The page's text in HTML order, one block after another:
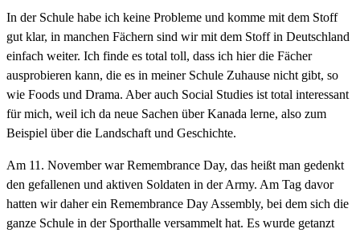
In der Schule habe ich keine Probleme und komme mit dem Stoff
gut klar, in manchen Fächern sind wir mit dem Stoff in Deutschland
einfach weiter. Ich finde es total toll, dass ich hier die Fächer
ausprobieren kann, die es in meiner Schule Zuhause nicht gibt, so
wie Foods und Drama. Aber auch Social Studies ist total interessant
für mich, weil ich da neue Sachen über Kanada lerne, also zum
Beispiel über die Landschaft und Geschichte.
Am 11. November war Remembrance Day, das heißt man gedenkt
den gefallenen und aktiven Soldaten in der Army. Am Tag davor
hatten wir daher ein Remembrance Day Assembly, bei dem sich die
ganze Schule in der Sporthalle versammelt hat. Es wurde getanzt